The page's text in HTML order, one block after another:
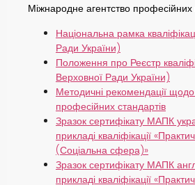
Міжнародне агентство професійних
Національна рамка
Ради України)
Положення про Реєстр
Верховної Ради України)
Методичні рекомендації
професійних стандартів
Зразок сертифікату МАПК
прикладі кваліфікації
(Соціальна сфера)»
Зразок сертифікату МАПК
прикладі кваліфікації